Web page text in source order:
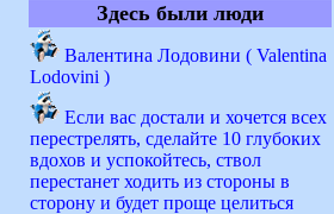
Здесь были люди
Валентина Лодовини ( Valentina
Lodovini )
Если вас достали и хочется всех
перестрелять, сделайте 10 глубоких
вдохов и успокойтесь, ствол
перестанет ходить из стороны в
сторону и будет проще целиться